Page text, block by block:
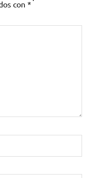
con *